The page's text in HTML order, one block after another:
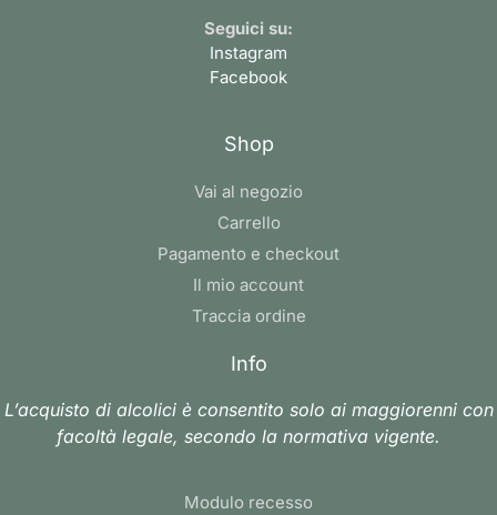
Seguici su:
Instagram
Facebook
Shop
Vai al negozio
Carrello
Pagamento e checkout
Il mio account
Traccia ordine
Info
L’acquisto di alcolici è consentito solo ai maggiorenni con
facoltà legale, secondo la normativa vigente.
Modulo recesso